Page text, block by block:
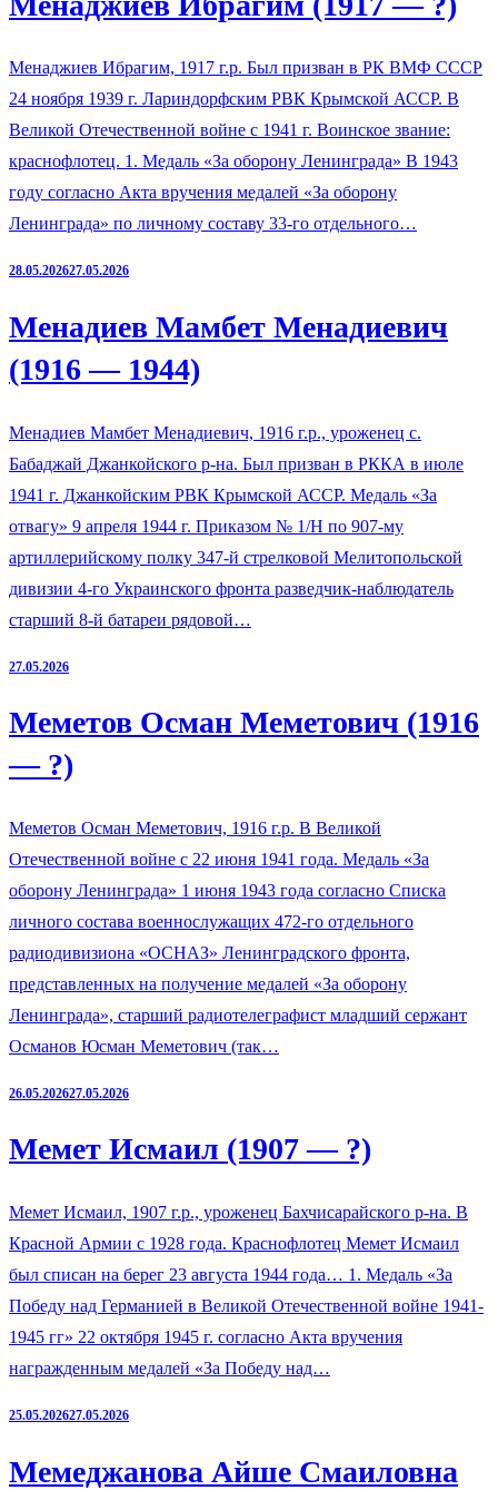
Менаджиев Ибрагим, 1917 г.р. Был призван в РК ВМФ СССР
24 ноября 1939 г. Лариндорфским РВК Крымской АССР. В
Великой Отечественной войне с 1941 г. Воинское звание:
краснофлотец. 1. Медаль «За оборону Ленинграда» В 1943
году согласно Акта вручения медалей «За оборону
Ленинграда» по личному составу 33-го отдельного…
28.05.202627.05.2026
Менадиев Мамбет Менадиевич
(1916 — 1944)
Менадиев Мамбет Менадиевич, 1916 г.р., уроженец с.
Бабаджай Джанкойского р-на. Был призван в РККА в июле
1941 г. Джанкойским РВК Крымской АССР. Медаль «За
отвагу» 9 апреля 1944 г. Приказом № 1/Н по 907-му
артиллерийскому полку 347-й стрелковой Мелитопольской
дивизии 4-го Украинского фронта разведчик-наблюдатель
старший 8-й батареи рядовой…
27.05.2026
Меметов Осман Меметович (1916
— ?)
Меметов Осман Меметович, 1916 г.р. В Великой
Отечественной войне с 22 июня 1941 года. Медаль «За
оборону Ленинграда» 1 июня 1943 года согласно Списка
личного состава военнослужащих 472-го отдельного
радиодивизиона «ОСНАЗ» Ленинградского фронта,
представленных на получение медалей «За оборону
Ленинграда», старший радиотелеграфист младший сержант
Османов Юсман Меметович (так…
26.05.202627.05.2026
Мемет Исмаил (1907 — ?)
Мемет Исмаил, 1907 г.р., уроженец Бахчисарайского р-на. В
Красной Армии с 1928 года. Краснофлотец Мемет Исмаил
был списан на берег 23 августа 1944 года… 1. Медаль «За
Победу над Германией в Великой Отечественной войне 1941-
1945 гг» 22 октября 1945 г. согласно Акта вручения
награжденным медалей «За Победу над…
25.05.202627.05.2026
Мемеджанова Айше Смаиловна